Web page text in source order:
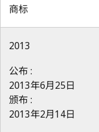
商标
2013
公布 :
2013年6月25日
颁布 :
2013年2月14日